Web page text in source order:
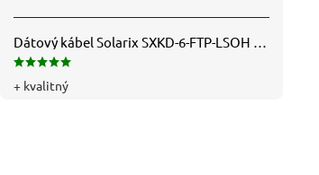
+ kvalitný